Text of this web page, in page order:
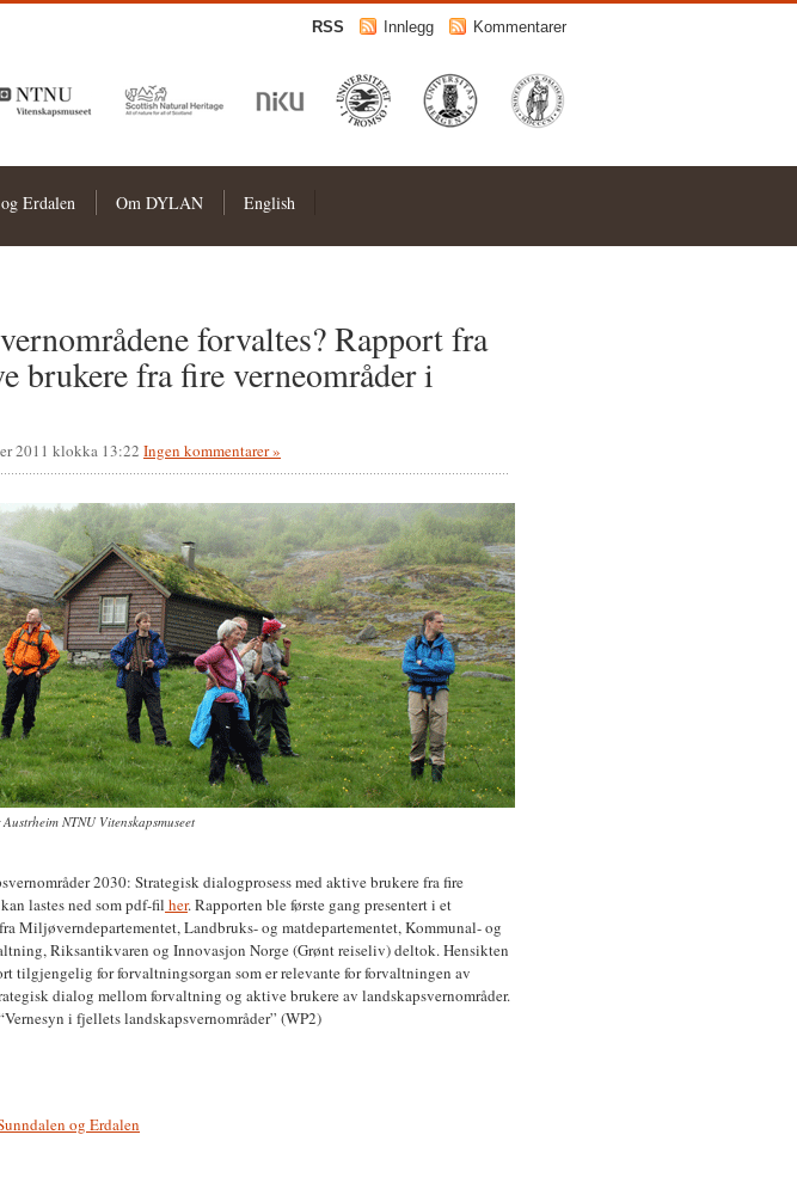
Erdalen Om DYLAN English
RSS Innlegg Kommentarer
forvaltes? Rapport fra
brukere fra fire verneområder i
2011 klokka 13:22 Ingen kommentarer »
NTNU Vitenskapsmuseet
2030: Strategisk dialogprosess med aktive brukere fra fire
lastes ned som pdf-fil her. Rapporten ble første gang presentert i et
Miljøverndepartementet, Landbruks- og matdepartementet, Kommunal- og
Riksantikvaren og Innovasjon Norge (Grønt reiseliv) deltok. Hensikten
tilgjengelig for forvaltningsorgan som er relevante for forvaltningen av
dialog mellom forvaltning og aktive brukere av landskapsvernområder.
i fjellets landskapsvernområder” (WP2)
og Erdalen